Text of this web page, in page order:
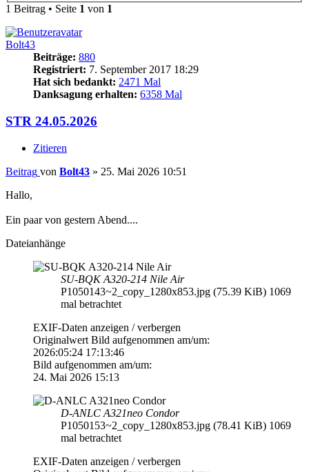
1 Beitrag • Seite 1 von 1
Bolt43
Beiträge: 880
Registriert: 7. September 2017 18:29
Hat sich bedankt: 2471 Mal
Danksagung erhalten: 6358 Mal
STR 24.05.2026
Zitieren
Beitrag von Bolt43 » 25. Mai 2026 10:51
Hallo,
Ein paar von gestern Abend....
Dateianhänge
SU-BQK A320-214 Nile Air
P1050143~2_copy_1280x853.jpg (75.39 KiB) 1069
mal betrachtet
EXIF-Daten anzeigen / verbergen
Originalwert Bild aufgenommen am/um:
2026:05:24 17:13:46
Bild aufgenommen am/um:
24. Mai 2026 15:13
D-ANLC A321neo Condor
P1050153~2_copy_1280x853.jpg (78.41 KiB) 1069
mal betrachtet
EXIF-Daten anzeigen / verbergen